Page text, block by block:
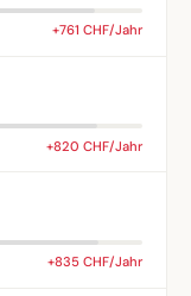
+761 CHF/Jahr
+820 CHF/Jahr
+835 CHF/Jahr